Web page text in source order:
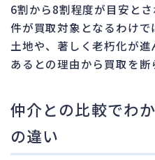
6割から8割程度が目安と
件が買取対象となるわけ
土地や、著しく老朽化が
あるとの理由から買取を断
仲介との比較でわ
の違い